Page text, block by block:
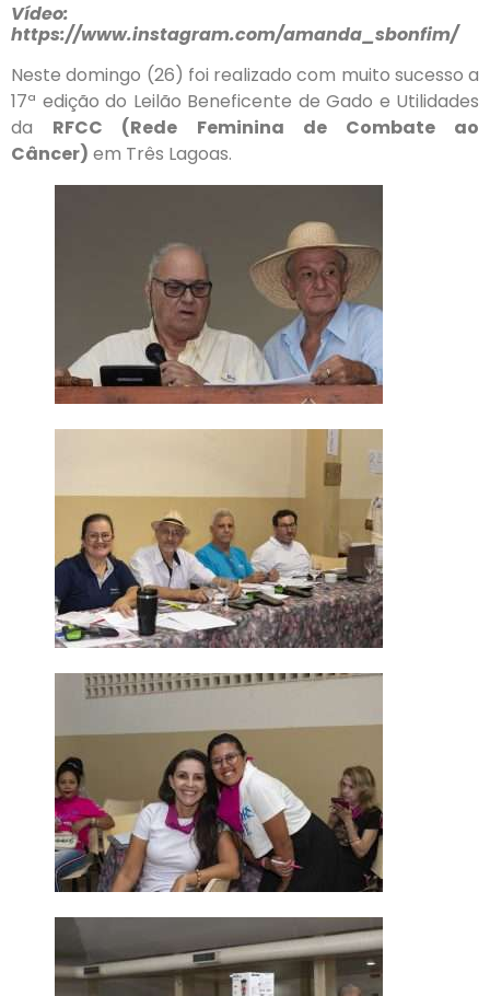
Vídeo:
https://www.instagram.com/amanda_sbonfim/
Neste domingo (26) foi realizado com muito sucesso a
17ª edição do Leilão Beneficente de Gado e Utilidades
da RFCC (Rede Feminina de Combate ao
Câncer) em Três Lagoas.